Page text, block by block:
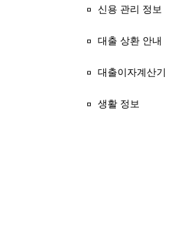
신용 관리 정보
대출 상환 안내
대출이자계산기
생활 정보